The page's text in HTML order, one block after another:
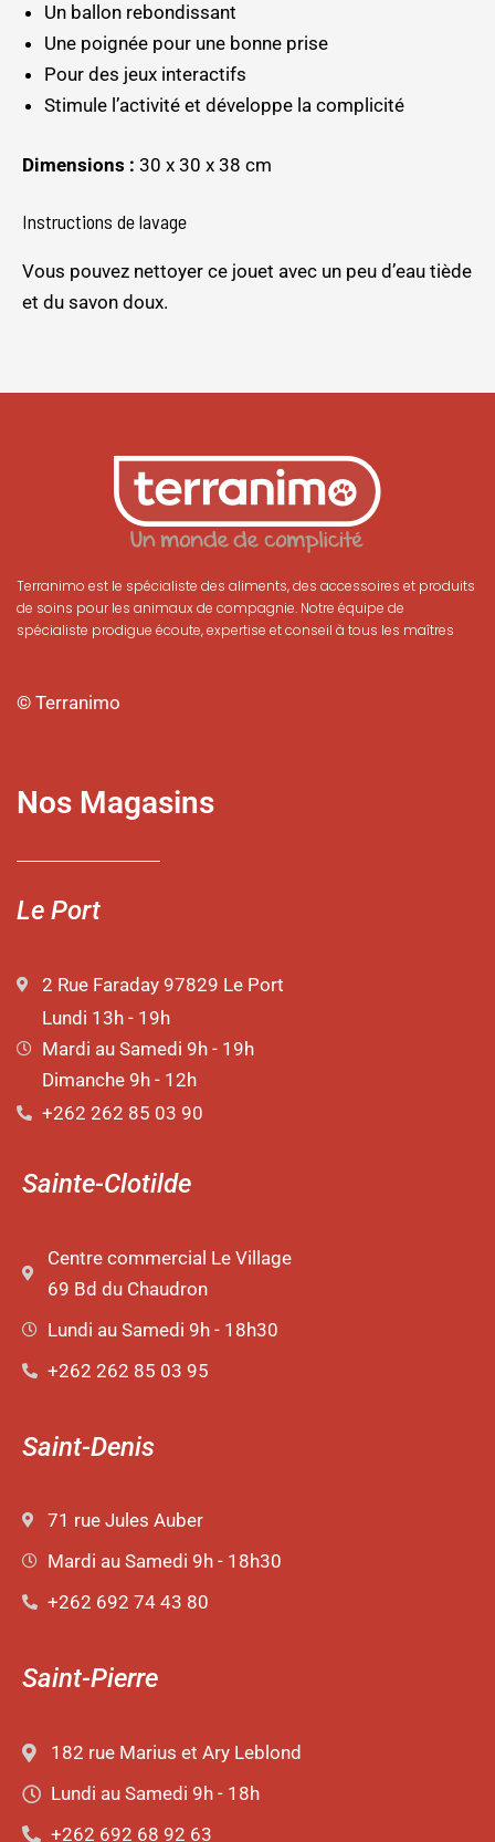
Un ballon rebondissant
Une poignée pour une bonne prise
Pour des jeux interactifs
Stimule l’activité et développe la complicité
Dimensions : 30 x 30 x 38 cm
Instructions de lavage
Vous pouvez nettoyer ce jouet avec un peu d’eau tiède
et du savon doux.
Terranimo est le spécialiste des aliments, des accessoires et produits
de soins pour les animaux de compagnie. Notre équipe de
spécialiste prodigue écoute, expertise et conseil à tous les maîtres
© Terranimo
Nos Magasins
Le Port
2 Rue Faraday 97829 Le Port
Lundi 13h - 19h
Mardi au Samedi 9h - 19h
Dimanche 9h - 12h
+262 262 85 03 90
Sainte-Clotilde
Centre commercial Le Village
69 Bd du Chaudron
Lundi au Samedi 9h - 18h30
+262 262 85 03 95
Saint-Denis
71 rue Jules Auber
Mardi au Samedi 9h - 18h30
+262 692 74 43 80
Saint-Pierre
182 rue Marius et Ary Leblond
Lundi au Samedi 9h - 18h
+262 692 68 92 63